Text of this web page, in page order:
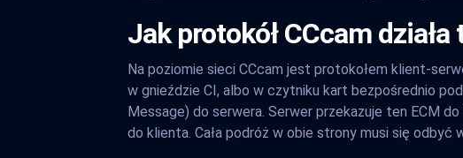
Jak protokół CCcam
Na poziomie sieci CCcam jest protokołem klient-
w gnieździe CI, albo w czytniku kart bezpośrednio
Message) do serwera. Serwer przekazuje ten ECM
do klienta. Cała podróż w obie strony musi się